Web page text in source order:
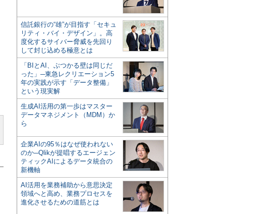
信託銀行の“雄”が目指す「セキュ
リティ・バイ・デザイン」。高
度化するサイバー脅威を先回り
して封じ込める極意とは
「BIとAI、ぶつかる壁は同じだ
った」─東急レクリエーション5
年の実践が示す「データ整備」
という現実解
生成AI活用の第一歩はマスター
データマネジメント（MDM）か
ら
企業AIの95％はなぜ使われない
のか─Qlikが提唱するエージェン
ティックAIによるデータ統合の
新機軸
AI活用を業務補助から意思決定
領域へと高め、業務プロセスを
進化させるための道筋とは